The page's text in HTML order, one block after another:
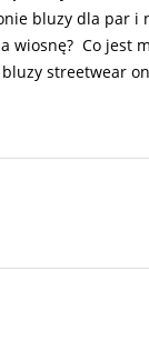
bluzy dla par i
wiosnę? Co jest
bluzy streetwear